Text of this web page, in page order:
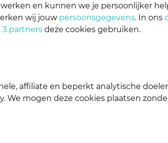
en kunnen we je persoonlijker
wij jouw persoonsgegevens. In ons
3 partners deze cookies gebruiken.
affiliate en beperkt analytische
We mogen deze cookies plaatsen